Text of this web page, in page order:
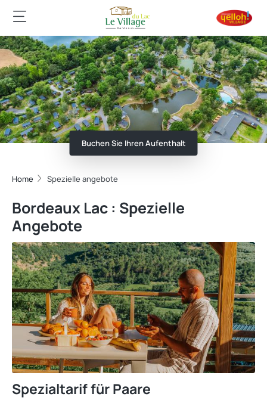
Buchen Sie Ihren Aufenthalt
Home Spezielle angebote
Bordeaux Lac : Spezielle
Angebote
Spezialtarif für Paare